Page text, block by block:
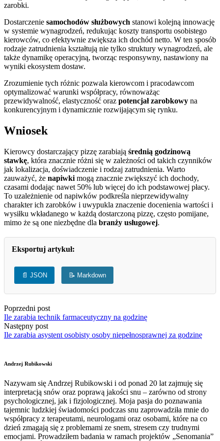
zarobki.
Dostarczenie samochodów służbowych stanowi kolejną innowację
w systemie wynagrodzeń, redukując koszty transportu osobistego
kierowców, co efektywnie zwiększa ich dochód netto. W ten sposób
rodzaje zatrudnienia kształtują nie tylko struktury wynagrodzeń, ale
także dynamikę operacyjną, tworząc responsywny, nastawiony na
wyniki ekosystem dostaw.
Zrozumienie tych różnic pozwala kierowcom i pracodawcom
optymalizować warunki współpracy, równoważąc
przewidywalność, elastyczność oraz potencjał zarobkowy na
konkurencyjnym i dynamicznie rozwijającym się rynku.
Wniosek
Kierowcy dostarczający pizzę zarabiają średnią godzinową
stawkę, która znacznie różni się w zależności od takich czynników
jak lokalizacja, doświadczenie i rodzaj zatrudnienia. Warto
zauważyć, że napiwki mogą znacznie zwiększyć ich dochody,
czasami dodając nawet 50% lub więcej do ich podstawowej płacy.
To uzależnienie od napiwków podkreśla nieprzewidywalny
charakter ich zarobków i uwypukla znaczenie docenienia wartości i
wysiłku wkładanego w każdą dostarczoną pizzę, często pomijane,
mimo że są one niezbędne dla branży usługowej.
Eksportuj artykuł:
📄 JSON 📝 Markdown
Poprzedni post
Ile zarabia technik farmaceutyczny na godzinę
Następny post
Ile zarabia asystent osobisty osoby niepełnosprawnej za godzinę
Andrzej Rubikowski
Nazywam się Andrzej Rubikowski i od ponad 20 lat zajmuję się
interpretacją snów oraz poprawą jakości snu – zarówno od strony
psychologicznej, jak i fizjologicznej. Moja pasja do poznawania
tajemnic ludzkiej świadomości podczas snu zaprowadziła mnie do
współpracy z terapeutami, neurologami oraz osobami, które na co
dzień zmagają się z problemami ze snem, stresem czy trudnymi
emocjami. Prowadziłem badania w ramach projektów „Senomania”